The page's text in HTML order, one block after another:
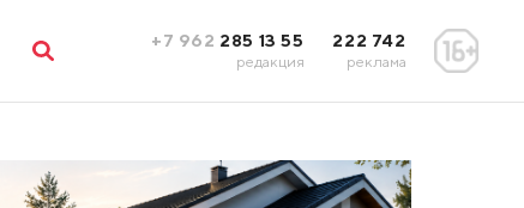
+7 962 285 13 55
редакция
222 742
реклама